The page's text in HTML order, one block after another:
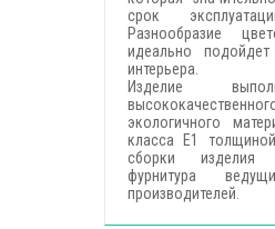
срок
Разнообразие
идеально
интерьера.
Изделие
экологичного
класса Е1
сборки изделия
фурнитура
производителей.